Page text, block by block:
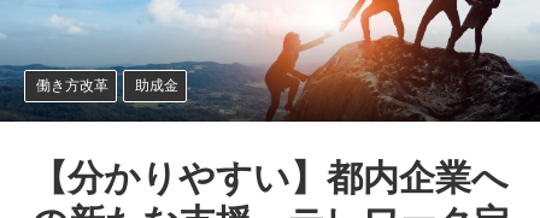
働き方改革 助成金
【分かりやすい】都内企業へ